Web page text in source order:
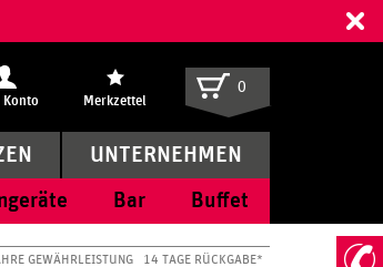
Konto Merkzettel
0
Bar Buffet
UNTERNEHMEN
GEWÄHRLEISTUNG 14 TAGE RÜCKGABE*